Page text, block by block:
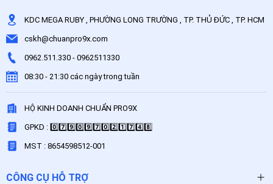
KDC MEGA RUBY , PHƯỜNG LONG TRƯỜNG , TP. THỦ ĐỨC , TP. HCM
cskh@chuanpro9x.com
0962.511.330 - 0962511330
08:30 - 21:30 các ngày trong tuần
HỘ KINH DOANH CHUẨN PRO9X
GPKD : 0️⃣7️⃣9️⃣0️⃣9️⃣7️⃣0️⃣2️⃣1️⃣7️⃣4️⃣8️⃣
MST : 8654598512-001
CÔNG CỤ HỖ TRỢ